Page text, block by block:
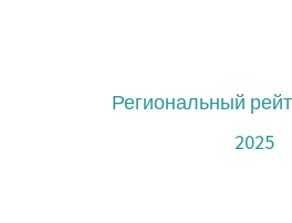
Региональный
2025